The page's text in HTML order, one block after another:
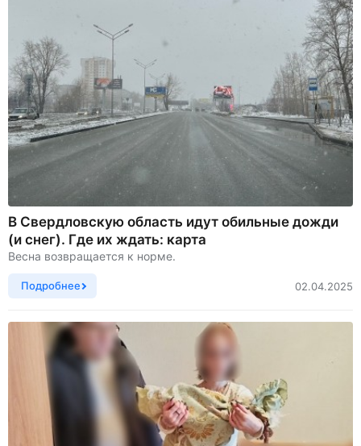
В Свердловскую область идут обильные дожди
(и снег). Где их ждать: карта
Весна возвращается к норме.
Подробнее 02.04.2025